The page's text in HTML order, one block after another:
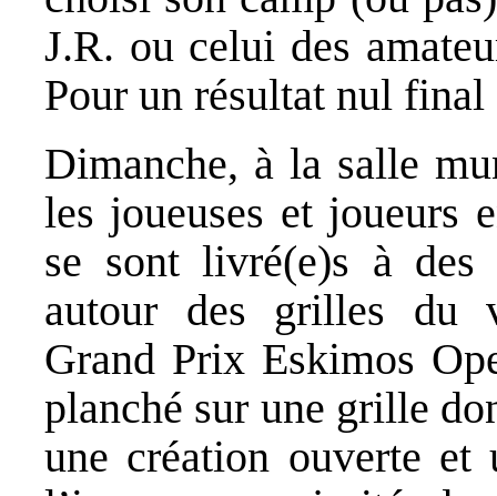
J.R. ou celui des
Pour un résultat nul final
Dimanche, à la salle
les joueuses et joueurs
se sont livré(e)s à des
autour des grilles du
Grand Prix Eskimos
planché sur une grille
une création ouverte